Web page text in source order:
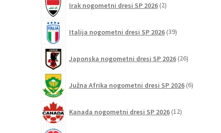
Irak nogometni dresi SP 2026 2izdelka
Italija nogometni dresi SP 2026 39izdelkov
Japonska nogometni dresi SP 2026 26izdelkov
Južna Afrika nogometni dresi SP 2026 6izdelkov
Kanada nogometni dresi SP 2026 12izdelkov